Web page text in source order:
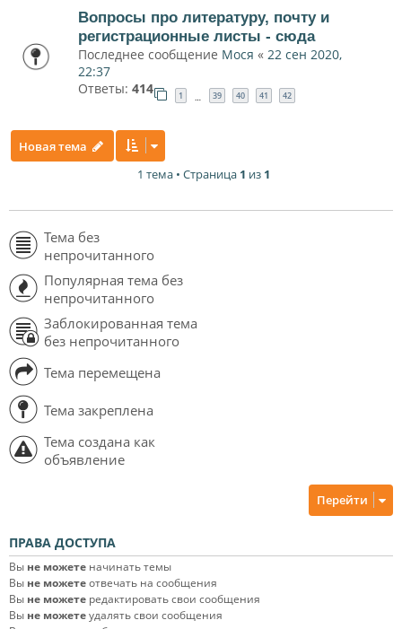
Вопросы про литературу, почту и
регистрационные листы - сюда
Последнее сообщение Мося « 22 сен 2020,
22:37
Ответы: 414 1 … 39 40 41 42
Новая тема
1 тема • Страница 1 из 1
Тема без
непрочитанного
Популярная тема без
непрочитанного
Заблокированная тема
без непрочитанного
Тема перемещена
Тема закреплена
Тема создана как
объявление
Перейти
ПРАВА ДОСТУПА
Вы не можете начинать темы
Вы не можетеотвечать на сообщения
Вы не можете редактировать свои сообщения
Вы не можетеудалять свои сообщения